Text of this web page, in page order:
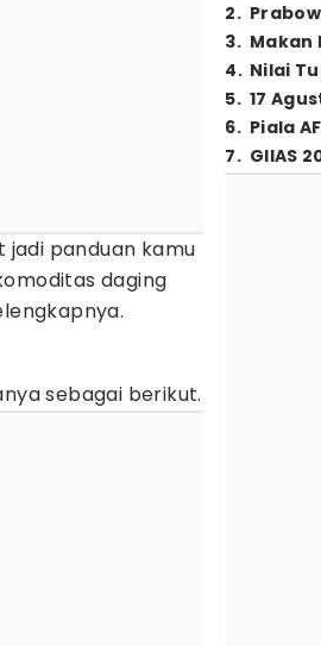
jadi panduan kamu
daging
sebagai berikut.
2.
3. Makan
4. Nilai
5. 17
6. Piala
7. GIIAS